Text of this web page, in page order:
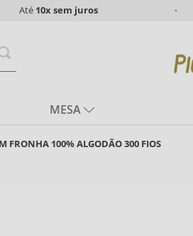
Até 10xsem juros
MESA
FRONHA 100% ALGODÃO 300 FIOS